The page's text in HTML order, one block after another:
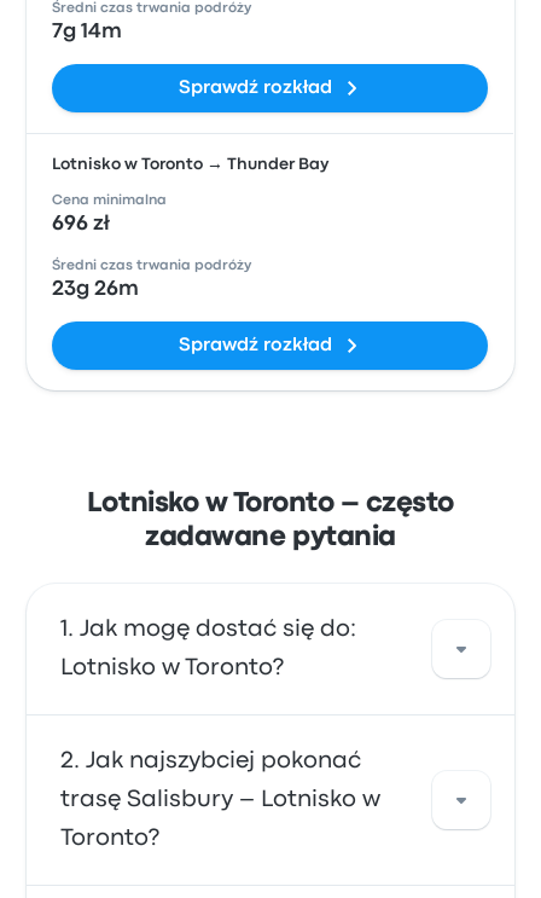
Średni czas trwania podróży
7g 14m
Sprawdź rozkład
Lotnisko w Toronto → Thunder Bay
Cena minimalna
696 zł
Średni czas trwania podróży
23g 26m
Sprawdź rozkład
Lotnisko w Toronto – często
zadawane pytania
Jak mogę dostać się do:
Lotnisko w Toronto?
Skorzystaj z linii autobus, transfer lub pociąg,
które oferują bezpośredni przejazd na
lotnisko. Alternatywnie możesz wziąć
taksówkę lub skorzystać z usługi
Jak najszybciej pokonać
trasę Salisbury – Lotnisko w
Toronto?